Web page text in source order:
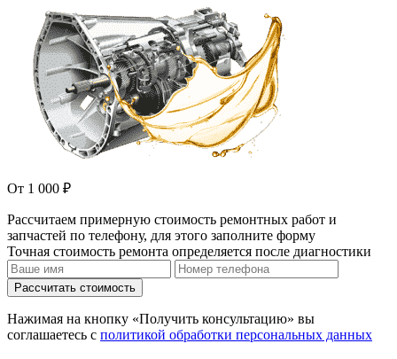
От 1 000 ₽
Рассчитаем примерную стоимость ремонтных работ и
запчастей по телефону, для этого заполните форму
Точная стоимость ремонта определяется после диагностики
Рассчитать стоимость
Нажимая на кнопку «Получить консультацию» вы
соглашаетесь с политикой обработки персональных данных